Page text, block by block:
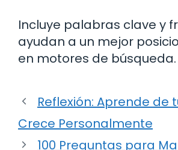
Incluye palabras clave y
ayudan a un mejor
en motores de búsqueda.
Reflexión: Aprende de
Crece Personalmente
100 Preguntas para